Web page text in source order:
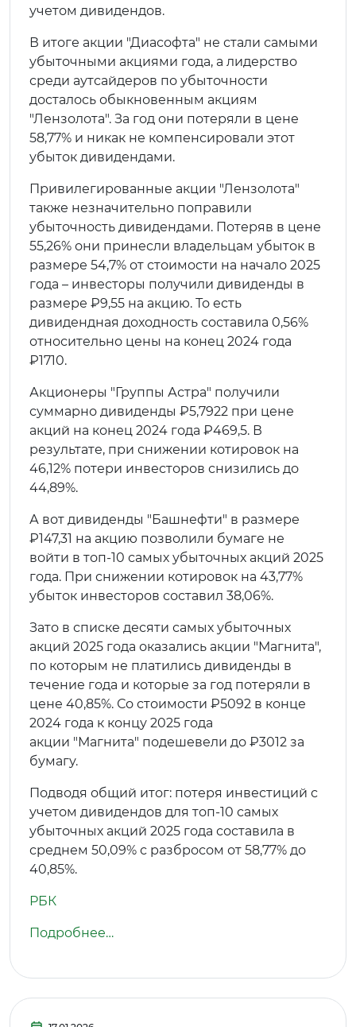
учетом дивидендов.
В итоге акции "Диасофта" не стали самыми
убыточными акциями года, а лидерство
среди аутсайдеров по убыточности
досталось обыкновенным акциям
"Лензолота". За год они потеряли в цене
58,77% и никак не компенсировали этот
убыток дивидендами.
Привилегированные акции "Лензолота"
также незначительно поправили
убыточность дивидендами. Потеряв в цене
55,26% они принесли владельцам убыток в
размере 54,7% от стоимости на начало 2025
года – инвесторы получили дивиденды в
размере ₽9,55 на акцию. То есть
дивидендная доходность составила 0,56%
относительно цены на конец 2024 года
₽1710.
Акционеры "Группы Астра" получили
суммарно дивиденды ₽5,7922 при цене
акций на конец 2024 года ₽469,5. В
результате, при снижении котировок на
46,12% потери инвесторов снизились до
44,89%.
А вот дивиденды "Башнефти" в размере
₽147,31 на акцию позволили бумаге не
войти в топ-10 самых убыточных акций 2025
года. При снижении котировок на 43,77%
убыток инвесторов составил 38,06%.
Зато в списке десяти самых убыточных
акций 2025 года оказались акции "Магнита",
по которым не платились дивиденды в
течение года и которые за год потеряли в
цене 40,85%. Со стоимости ₽5092 в конце
2024 года к концу 2025 года
акции "Магнита" подешевели до ₽3012 за
бумагу.
Подводя общий итог: потеря инвестиций с
учетом дивидендов для топ-10 самых
убыточных акций 2025 года составила в
среднем 50,09% с разбросом от 58,77% до
40,85%.
РБК
Подробнее…